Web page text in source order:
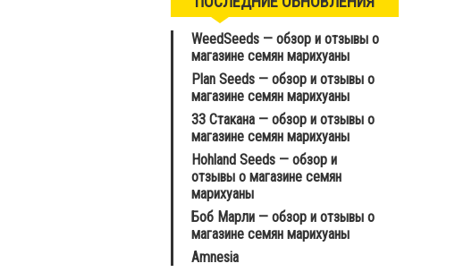
WeedSeeds — обзор и отзывы о
магазине семян марихуаны
Plan Seeds — обзор и отзывы о
магазине семян марихуаны
33 Стакана — обзор и отзывы о
магазине семян марихуаны
Hohland Seeds — обзор и
отзывы о магазине семян
марихуаны
Боб Марли — обзор и отзывы о
магазине семян марихуаны
Amnesia